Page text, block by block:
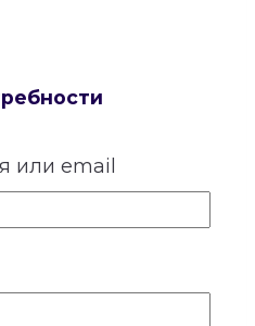
существует
о любви,
Кто-то
в надежности и
то важны свобода,
или email